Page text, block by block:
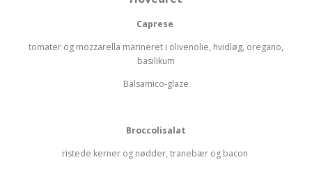
Caprese
tomater og mozzarella marineret i olivenolie, hvidløg, oregano,
basilikum
Balsamico-glaze
Broccolisalat
ristede kerner og nødder, tranebær og bacon